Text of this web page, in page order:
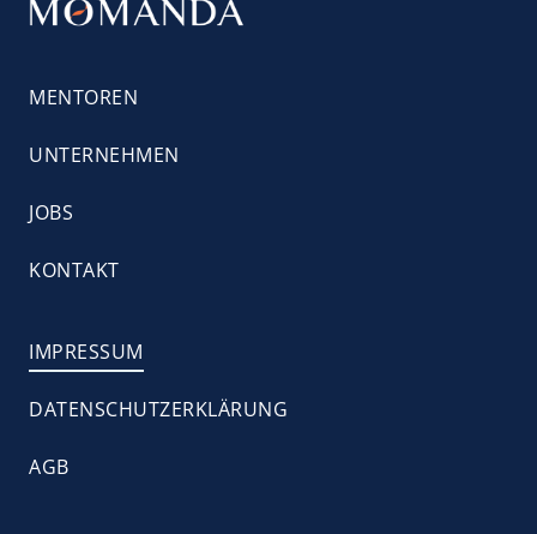
MENTOREN
UNTERNEHMEN
JOBS
KONTAKT
IMPRESSUM
DATENSCHUTZERKLÄRUNG
AGB